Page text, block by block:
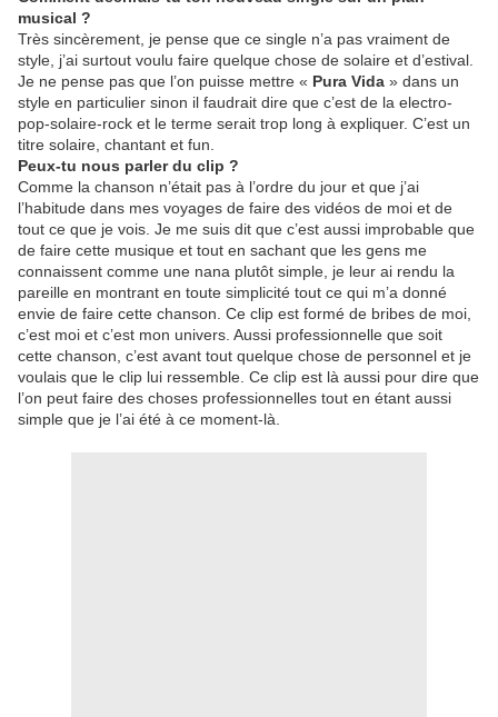
musical ?
Très sincèrement, je pense que ce single n’a pas vraiment de
style, j’ai surtout voulu faire quelque chose de solaire et d’estival.
Je ne pense pas que l’on puisse mettre « Pura Vida » dans un
style en particulier sinon il faudrait dire que c’est de la electro-
pop-solaire-rock et le terme serait trop long à expliquer. C’est un
titre solaire, chantant et fun.
Peux-tu nous parler du clip ?
Comme la chanson n’était pas à l’ordre du jour et que j’ai
l’habitude dans mes voyages de faire des vidéos de moi et de
tout ce que je vois. Je me suis dit que c’est aussi improbable que
de faire cette musique et tout en sachant que les gens me
connaissent comme une nana plutôt simple, je leur ai rendu la
pareille en montrant en toute simplicité tout ce qui m’a donné
envie de faire cette chanson. Ce clip est formé de bribes de moi,
c’est moi et c’est mon univers. Aussi professionnelle que soit
cette chanson, c’est avant tout quelque chose de personnel et je
voulais que le clip lui ressemble. Ce clip est là aussi pour dire que
l’on peut faire des choses professionnelles tout en étant aussi
simple que je l’ai été à ce moment-là.